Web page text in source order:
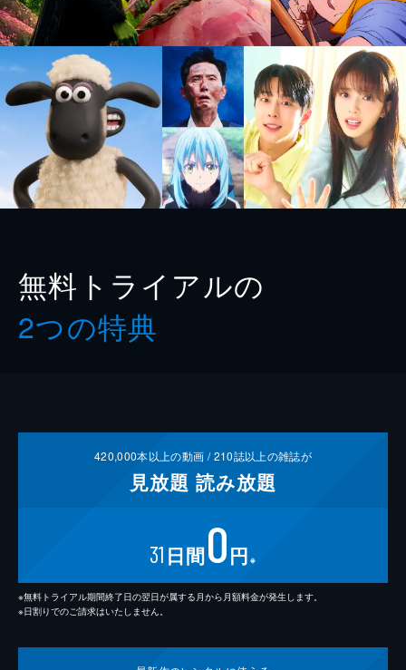
無料トライアルの
2つの特典
420,000本以上の動画 /210誌以上の雑誌が
見放題 読み放題
31 日間0円 ※
※無料トライアル期間終了日の翌日が属する月から月額料金が発生します。
※日割りでのご請求はいたしません。